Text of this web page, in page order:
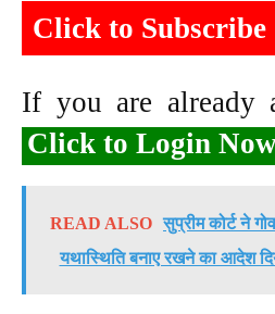
Click to Subscribe
If you are already
Click to Login
READ ALSO सुप्रीम कोर्ट ने
यथास्थिति बनाए रखने का आदेश